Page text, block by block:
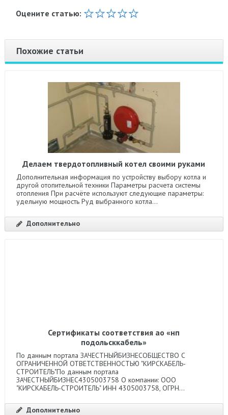
Оцените статью:
Похожие статьи
Делаем твердотопливный котел своими руками
Дополнительная информация по устройству выбору котла и
другой отопительной техники Параметры расчета системы
отопления При расчёте используют следующие параметры:
удельную мощность Руд выбранного котла...
Дополнительно
Сертификаты соответствия ао «нп
подольсккабель»
По данным портала ЗАЧЕСТНЫЙБИЗНЕСОБЩЕСТВО С
ОГРАНИЧЕННОЙ ОТВЕТСТВЕННОСТЬЮ "КИРСКАБЕЛЬ-
СТРОИТЕЛЬ"По данным портала
ЗАЧЕСТНЫЙБИЗНЕС4305003758 О компании: ООО
"КИРСКАБЕЛЬ-СТРОИТЕЛЬ" ИНН 4305003758, ОГРН...
Дополнительно